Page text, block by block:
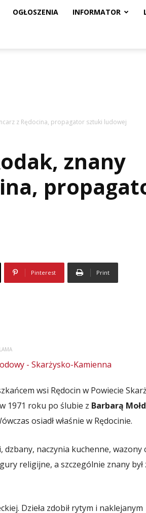
OGŁOSZENIA INFORMATOR
z Rędocina, propagator sztuki ludowej
znany
Pinterest Print
wsi Rędocin w Powiecie
1971 roku po ślubie z Barbarą
osiadł właśnie w Rędocinie.
naczynia kuchenne, wazony
religijne, a szczególnie znany był
Dzieła zdobił rytym i naklejanym